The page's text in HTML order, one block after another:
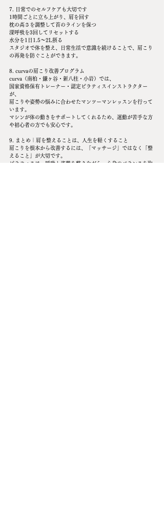
7. 日常でのセルフケアも大切です
1時間ごとに立ち上がり、肩を回す
枕の高さを調整して首のラインを保つ
深呼吸を3回してリセットする
水分を1日1.5〜2L摂る
スタジオで体を整え、日常生活で意識を続けることで、肩こり
の再発を防ぐことができます。
8. curvaの肩こり改善プログラム
curva（南柏・鎌ヶ谷・新八柱・小岩）では、
国家資格保有トレーナー・認定ピラティスインストラクター
が、
肩こりや姿勢の悩みに合わせたマンツーマンレッスンを行って
います。
マシンが体の動きをサポートしてくれるため、運動が苦手な方
や初心者の方でも安心です。
9. まとめ｜肩を整えることは、人生を軽くすること
肩こりを根本から改善するには、「マッサージ」ではなく「整
えること」が大切です。
ピラティスは、呼吸と姿勢を整えながら、心身のバランスを取